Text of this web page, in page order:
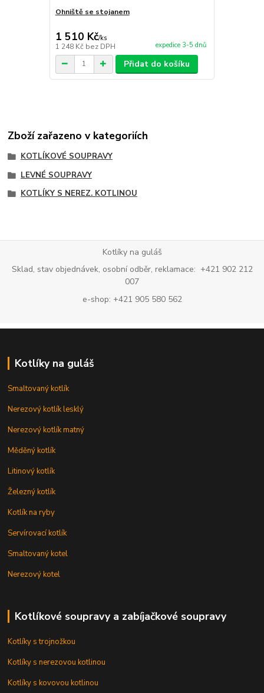
Ohniště se stojanem
1 510 Kč/ks
1 248 Kč bez DPH expedice 3-5 dnů
Přidat do košíku
Zboží zařazeno v kategoriích
KOTLÍKOVÉ SOUPRAVY
LEVNÉ SOUPRAVY
KOTLÍKY S NEREZ. KOTLINOU
Kotlíky na guláš
Sklad, stav objednávek, osobní odběr, reklamace: +421 902 212
007
e-shop: +421 905 580 562
Kotlíky na guláš
Smaltovaný kotlík
Nerezový kotlík lesklý
Nerezový kotlík matný
Měděný kotlík
Litinový kotlík
Železný kotlík
Kotlík na ryby
Servírovací kotlík
Smaltovaný kotel
Nerezový kotel
Kotlíkové soupravy a zabíjačkové soupravy
Kotlíky s trojnožkou
Kotlíky s nerezovou kotlinou
Kotlíky s kovovou kotlinou